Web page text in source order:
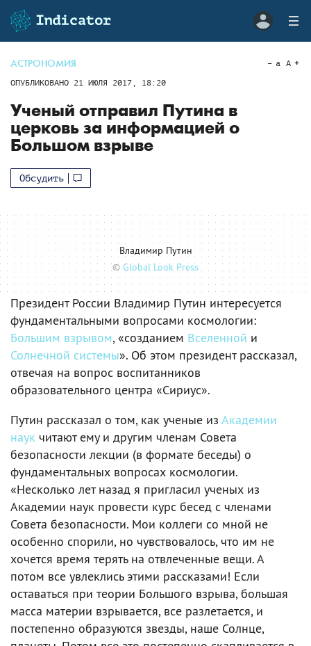
АСТРОНОМИЯ
ОПУБЛИКОВАНО 21 ИЮЛЯ 2017, 18:20
a A
Ученый отправил Путина в
церковь за информацией о
Большом взрыве
Обсудить
Владимир Путин
© Global Look Press
Президент России Владимир Путин интересуется
фундаментальными вопросами космологии:
Большим взрывом, «созданием Вселенной и
Солнечной системы». Об этом президент рассказал,
отвечая на вопрос воспитанников
образовательного центра «Сириус».
Путин рассказал о том, как ученые из Академии
наук читают ему и другим членам Совета
безопасности лекции (в формате беседы) о
фундаментальных вопросах космологии.
«Несколько лет назад я пригласил ученых из
Академии наук провести курс бесед с членами
Совета безопасности. Мои коллеги со мной не
особенно спорили, но чувствовалось, что им не
хочется время терять на отвлеченные вещи. А
потом все увлеклись этими рассказами! Если
оставаться при теории Большого взрыва, большая
масса материи взрывается, все разлетается, и
постепенно образуются звезды, наше Солнце,